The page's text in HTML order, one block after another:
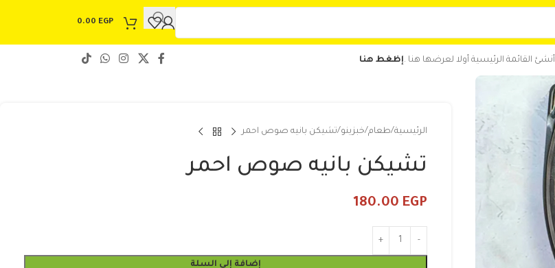
0.00 EGP
أنشئ القائمة الرئيسية أولا لعرضها هنا .إظغط هنا
الرئيسية طعام خبزينو تشيكن بانيه صوص احمر
تشيكن بانيه صوص احمر
180.00 EGP
إضافة إلى السلة